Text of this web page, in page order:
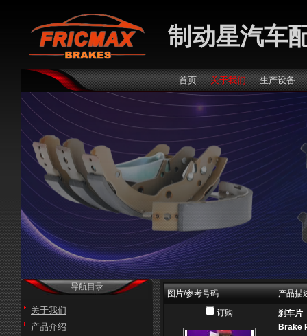
制动星汽车
首页 关于我们 生产设备
图片/参考号码
产品描
订购
刹车片
Brake
导航目录
关于我们
产品介绍